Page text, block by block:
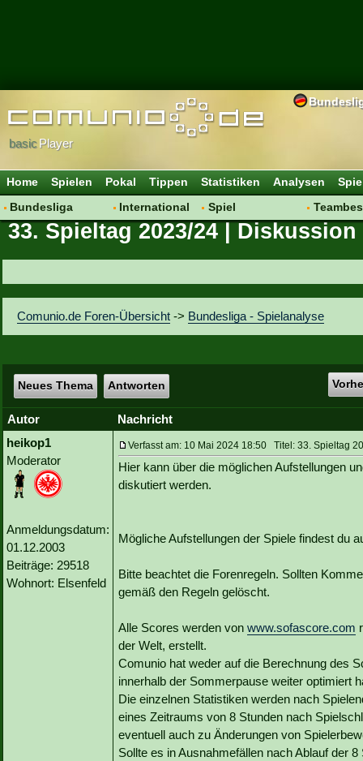
basicPlayer
Home Spielen Pokal Tippen Statistiken Analysen
Bundesliga
Hot News
Vereinsdiskussion
Vereinsfragen
International
Vereine
Spiel
Regeln & Tipps
33. Spieltag 2023/24 | Diskussion
Comunio.de Foren-Übersicht -> Bundesliga - Spielanalyse
Neues Thema Antworten
Autor
Nachricht
heikop1
Moderator
Anmeldungsdatum:
01.12.2003
Beiträge: 29518
Wohnort: Elsenfeld
Verfasst am: 10 Mai 2024 18:50 Titel: 33. Spieltag
Hier kann über die möglichen Aufstellungen
diskutiert werden.
Mögliche Aufstellungen der Spiele findest du
Bitte beachtet die Forenregeln. Sollten
gemäß den Regeln gelöscht.
Alle Scores werden von www.sofascore.com
der Welt, erstellt.
Comunio hat weder auf die Berechnung des
innerhalb der Sommerpause weiter optimiert
Die einzelnen Statistiken werden nach
eines Zeitraums von 8 Stunden nach
eventuell auch zu Änderungen von
Sollte es in Ausnahmefällen nach Ablauf der